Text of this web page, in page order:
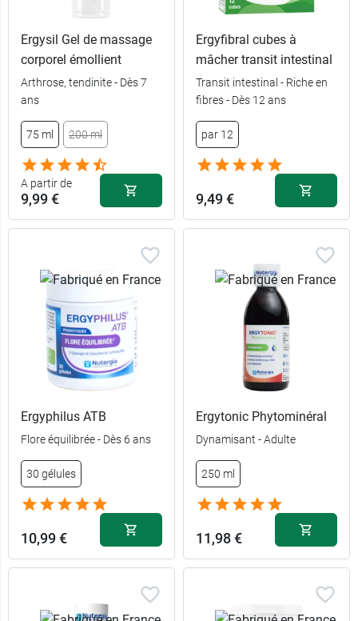
Ergysil Gel de massage
corporel émollient
Arthrose, tendinite - Dès 7
ans
75 ml 200 ml
A partir de
9,99 €
75 ml
22,98 €
Ergyfibral cubes à
mâcher transit intestinal
Transit intestinal - Riche en
fibres - Dès 12 ans
par 12
9,49 €
Ergyphilus ATB
Flore équilibrée - Dès 6 ans
30 gélules
10,99 €
Ergytonic Phytominéral
Dynamisant - Adulte
250 ml
11,98 €